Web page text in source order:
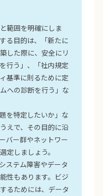
範囲を明確にしま
る目的は、「新たに
した際に、安全にリ
行う」、「社内規定
基準に則るために定
への診断を行う」な
を特定したいか」な
えで、その目的に沿
バー群やネットワー
定しましょう。
ステム障害やデータ
性もあります。ビジ
るためには、データ